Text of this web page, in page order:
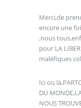
Merci,de
encore une
,nous
pour LA
maléfiques
Ici ou
DU
NOUS